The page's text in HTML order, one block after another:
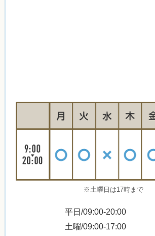
※土曜日は17時まで
平日/09:00-20:00
土曜/09:00-17:00